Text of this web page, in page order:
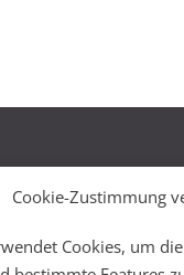
Cookie-Zustimmung
Cookies, um